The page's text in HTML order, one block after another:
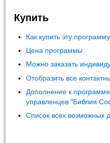
Купить
Как купить эту
Цена программы
Можно заказать
Отобразить все
Дополнение к
управленцев "Библия
Список всех возможных